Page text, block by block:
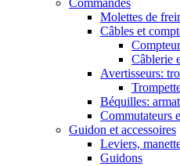
Commandes
Molettes de
Câbles et
Câblerie
Avertisseurs:
Béquilles:
Commutateurs
Guidon et accessoires
Leviers,
Guidons